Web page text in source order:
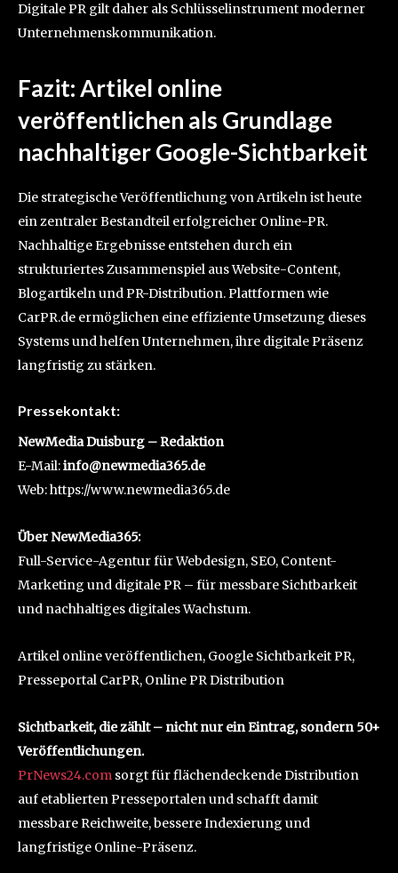
Digitale PR gilt daher als Schlüsselinstrument moderner
Unternehmenskommunikation.
Fazit: Artikel online
veröffentlichen als Grundlage
nachhaltiger Google-Sichtbarkeit
Die strategische Veröffentlichung von Artikeln ist heute
ein zentraler Bestandteil erfolgreicher Online-PR.
Nachhaltige Ergebnisse entstehen durch ein
strukturiertes Zusammenspiel aus Website-Content,
Blogartikeln und PR-Distribution. Plattformen wie
CarPR.de ermöglichen eine effiziente Umsetzung dieses
Systems und helfen Unternehmen, ihre digitale Präsenz
langfristig zu stärken.
Pressekontakt:
NewMedia Duisburg – Redaktion
E-Mail:info@newmedia365.de
Web: https://www.newmedia365.de
Über NewMedia365:
Full-Service-Agentur für Webdesign, SEO, Content-
Marketing und digitale PR – für messbare Sichtbarkeit
und nachhaltiges digitales Wachstum.
Artikel online veröffentlichen, Google Sichtbarkeit PR,
Presseportal CarPR, Online PR Distribution
Sichtbarkeit, die zählt – nicht nur ein Eintrag, sondern 50+
Veröffentlichungen.
PrNews24.com sorgt für flächendeckende Distribution
auf etablierten Presseportalen und schafft damit
messbare Reichweite, bessere Indexierung und
langfristige Online-Präsenz.